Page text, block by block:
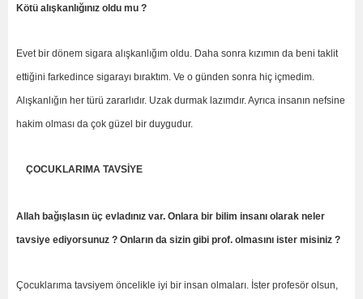
Kötü alışkanlığınız oldu mu ?
Evet bir dönem sigara alışkanlığım oldu. Daha sonra kızımın da beni taklit
ettiğini farkedince sigarayı bıraktım. Ve o günden sonra hiç içmedim.
Alışkanlığın her türü zararlıdır. Uzak durmak lazımdır. Ayrıca insanın nefsine
hakim olması da çok güzel bir duygudur.
ÇOCUKLARIMA TAVSİYE
Allah bağışlasın üç evladınız var. Onlara bir bilim insanı olarak neler
tavsiye ediyorsunuz ? Onların da sizin gibi prof. olmasını ister misiniz ?
Çocuklarıma tavsiyem öncelikle iyi bir insan olmaları. İster profesör olsun,